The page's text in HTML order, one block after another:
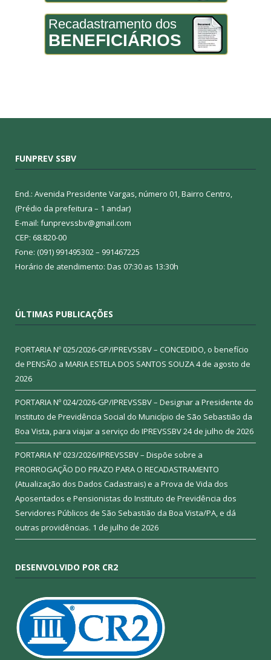
Recadastramento dos
BENEFICIÁRIOS
FUNPREV SSBV
End.: Avenida Presidente Vargas, número 01, Bairro Centro,
(Prédio da prefeitura – 1 andar)
E-mail: funprevssbv@gmail.com
CEP: 68.820-00
Fone: (091) 991495302 – 991467225
Horário de atendimento: Das 07:30 as 13:30h
ÚLTIMAS PUBLICAÇÕES
PORTARIA Nº 025/2026-GP/IPREVSSBV – CONCEDIDO, o benefício
de PENSÃO a MARIA ESTELA DOS SANTOS SOUZA4 de agosto de
2026
PORTARIA Nº 024/2026-GP/IPREVSSBV – Designar a Presidente do
Instituto de Previdência Social do Município de São Sebastião da
Boa Vista, para viajar a serviço do IPREVSSBV24 de julho de 2026
PORTARIA Nº 023/2026/IPREVSSBV – Dispõe sobre a
PRORROGAÇÃO DO PRAZO PARA O RECADASTRAMENTO
(Atualização dos Dados Cadastrais) e a Prova de Vida dos
Aposentados e Pensionistas do Instituto de Previdência dos
Servidores Públicos de São Sebastião da Boa Vista/PA, e dá
outras providências. 1 de julho de 2026
DESENVOLVIDO POR CR2